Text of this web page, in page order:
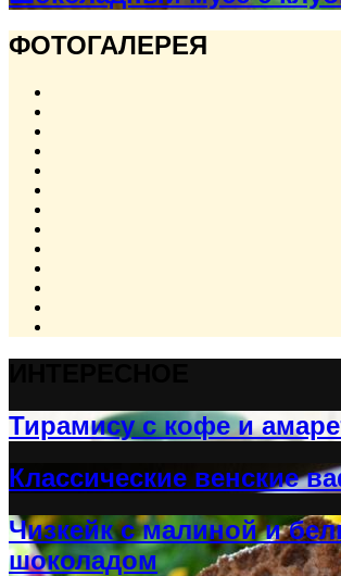
ФОТОГАЛЕРЕЯ
Тирамису с кофе и
Классические венские
Чизкейк с малиной и
шоколадом